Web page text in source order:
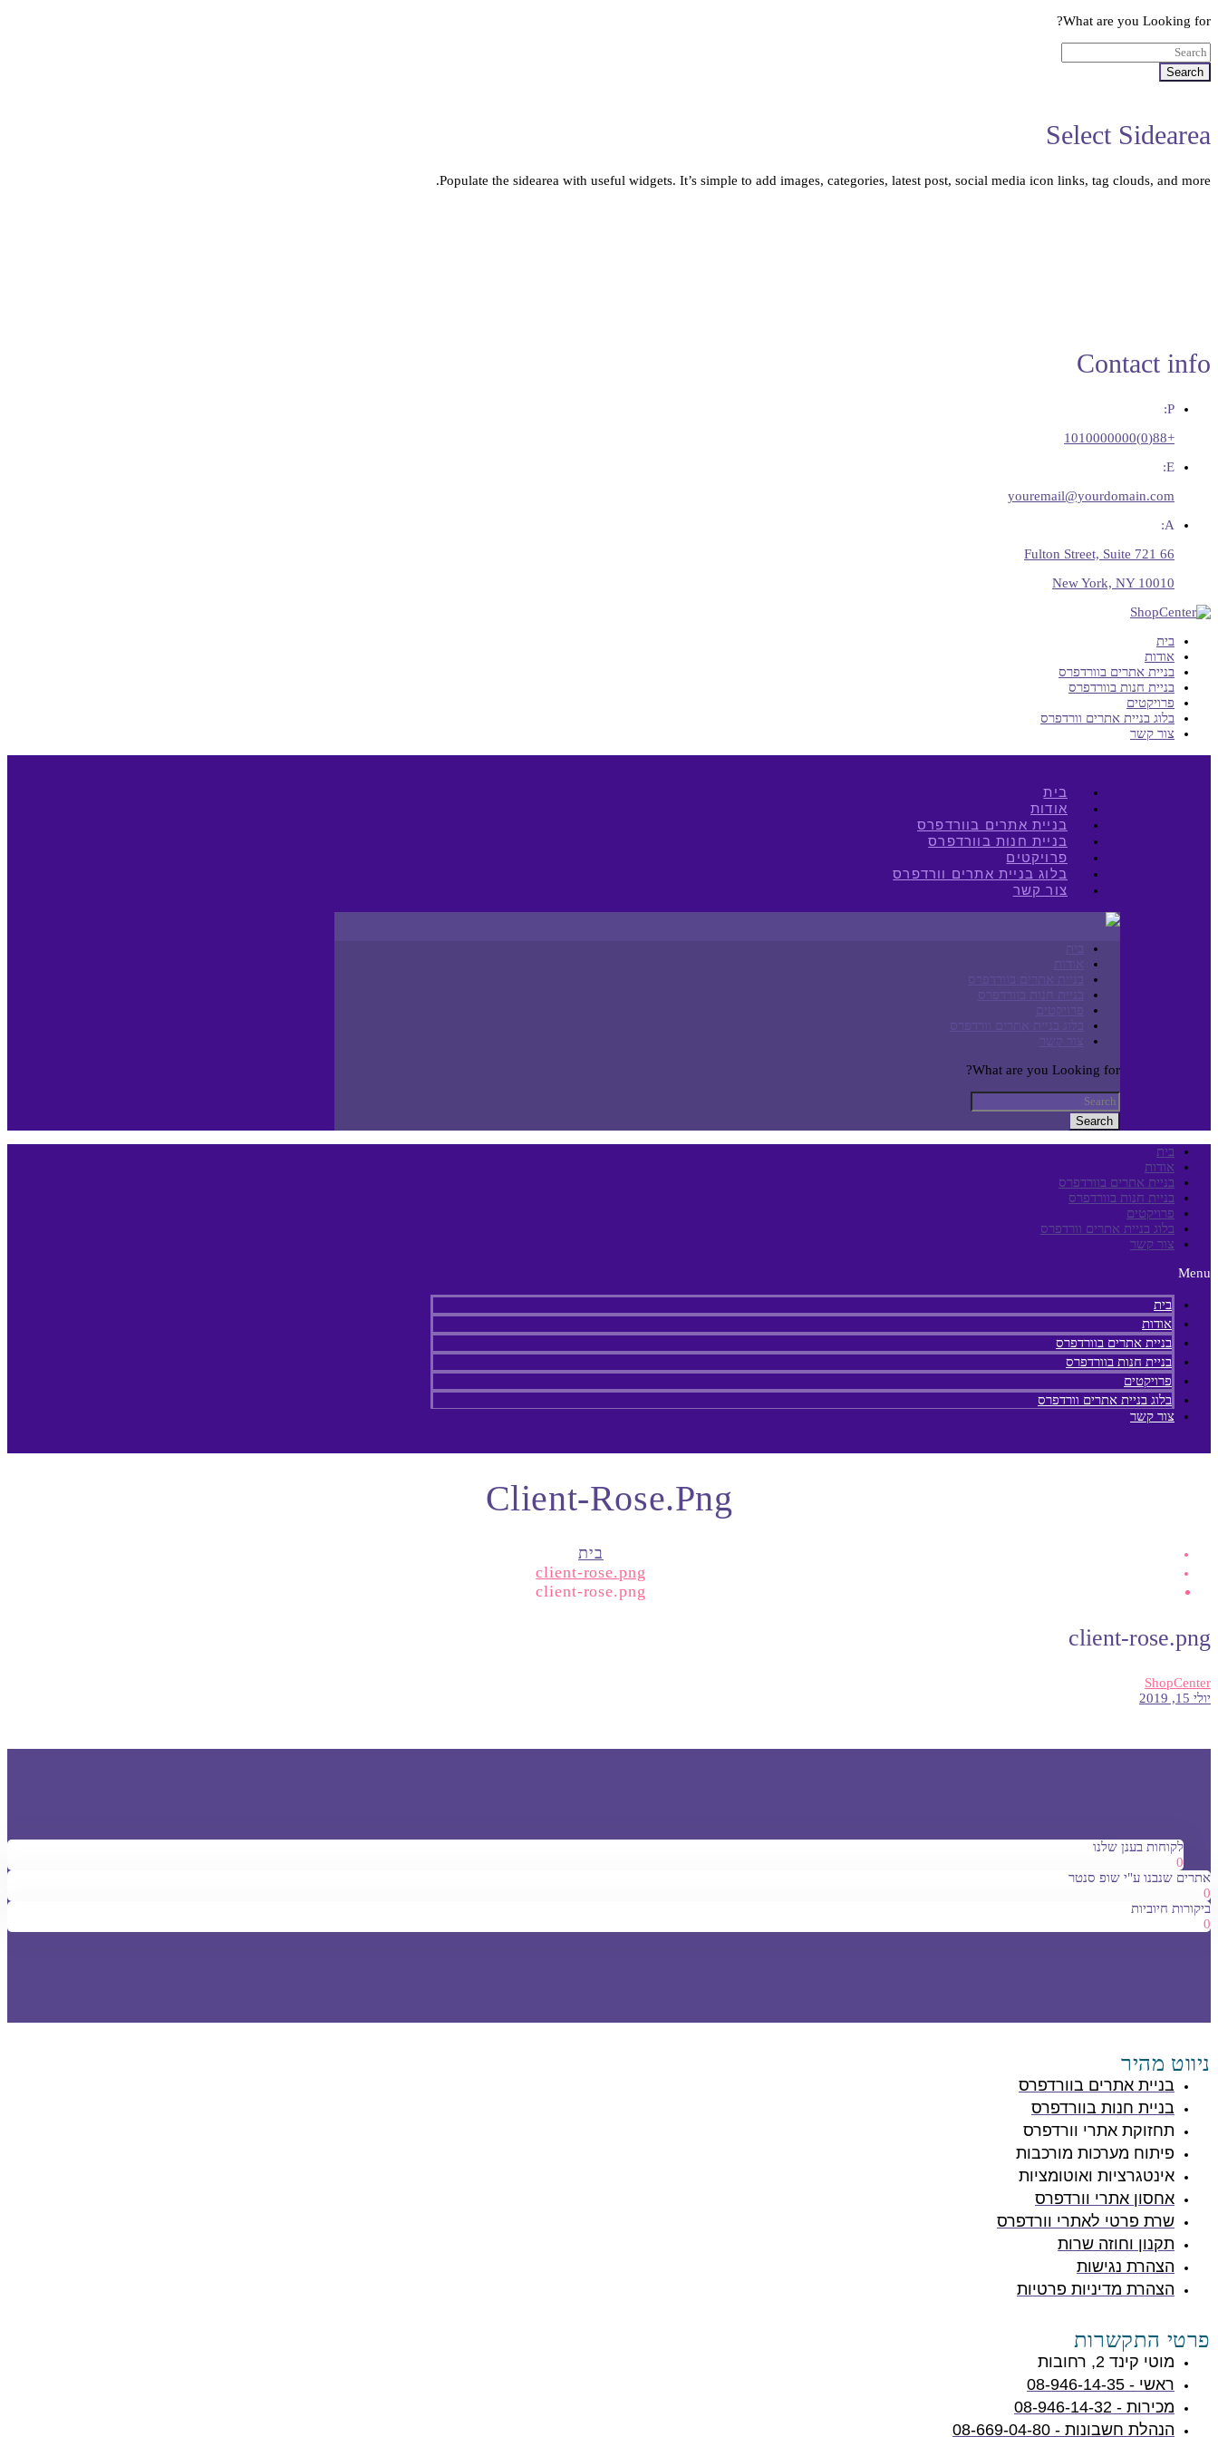
What are you Looking for?
Search
Select Sidearea
Populate the sidearea with useful widgets. It’s simple to add images, categories, latest post, social media icon links, tag clouds, and more.
Contact info
P:
+88(0)1010000000
E:
youremail@yourdomain.com
A:
66 Fulton Street, Suite 721
New York, NY 10010
בית
אודות
בניית אתרים בוורדפרס
בניית חנות בוורדפרס
פרויקטים
בלוג בניית אתרים וורדפרס
צור קשר
בית
אודות
בניית אתרים בוורדפרס
בניית חנות בוורדפרס
פרויקטים
בלוג בניית אתרים וורדפרס
צור קשר
בית
אודות
בניית אתרים בוורדפרס
בניית חנות בוורדפרס
פרויקטים
בלוג בניית אתרים וורדפרס
צור קשר
What are you Looking for?
Search
בית
אודות
בניית אתרים בוורדפרס
בניית חנות בוורדפרס
פרויקטים
בלוג בניית אתרים וורדפרס
צור קשר
Menu
בית
אודות
בניית אתרים בוורדפרס
בניית חנות בוורדפרס
פרויקטים
בלוג בניית אתרים וורדפרס
צור קשר
Client-Rose.png
בית
client-rose.png
client-rose.png
client-rose.png
ShopCenter
יולי 15, 2019
לקוחות בענן שלנו
0
אתרים שנבנו ע"י שופ סנטר
0
ביקורות חיוביות
0
ניווט מהיר
בניית אתרים בוורדפרס
בניית חנות בוורדפרס
תחזוקת אתרי וורדפרס
פיתוח מערכות מורכבות
אינטגרציות ואוטומציות
אחסון אתרי וורדפרס
שרת פרטי לאתרי וורדפרס
תקנון וחוזה שרות
הצהרת נגישות
הצהרת מדיניות פרטיות
פרטי התקשרות
מוטי קינד 2, רחובות
ראשי - 08-946-14-35
מכירות - 08-946-14-32
הנהלת חשבונות - 08-669-04-80